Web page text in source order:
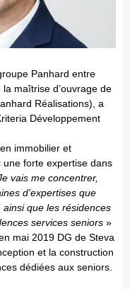
Panhard entre
maîtrise d’ouvrage de
Réalisations), a
Développement
immobilier et
une forte expertise dans
vais me concentrer,
d’expertises que
ainsi que les résidences
services seniors »
mai 2019 DG de Steva
et la construction
dédiées aux seniors.